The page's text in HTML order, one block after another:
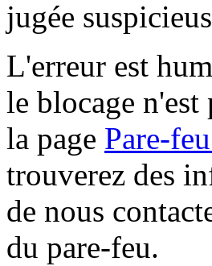
jugée
L'erreur est
le blocage
la page Pare-
trouverez des
de nous
du pare-feu.